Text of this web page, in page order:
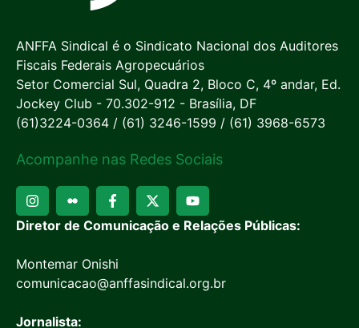
ANFFA Sindical é o Sindicato Nacional dos Auditores
Fiscais Federais Agropecuários
Setor Comercial Sul, Quadra 2, Bloco C, 4º andar, Ed.
Jockey Club - 70.302-912 - Brasília, DF
(61)3224-0364 / (61) 3246-1599 / (61) 3968-6573
Acompanhe nas Redes Sociais
Diretor de Comunicação e Relações Públicas:
Montemar Onishi
comunicacao@anffasindical.org.br
Jornalista: